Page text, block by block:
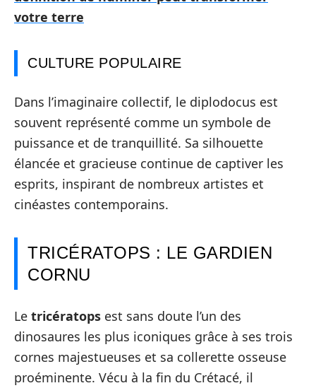
votre terre
CULTURE POPULAIRE
Dans l’imaginaire collectif, le diplodocus est
souvent représenté comme un symbole de
puissance et de tranquillité. Sa silhouette
élancée et gracieuse continue de captiver les
esprits, inspirant de nombreux artistes et
cinéastes contemporains.
TRICÉRATOPS : LE GARDIEN
CORNU
Le tricératops est sans doute l’un des
dinosaures les plus iconiques grâce à ses trois
cornes majestueuses et sa collerette osseuse
proéminente. Vécu à la fin du Crétacé, il